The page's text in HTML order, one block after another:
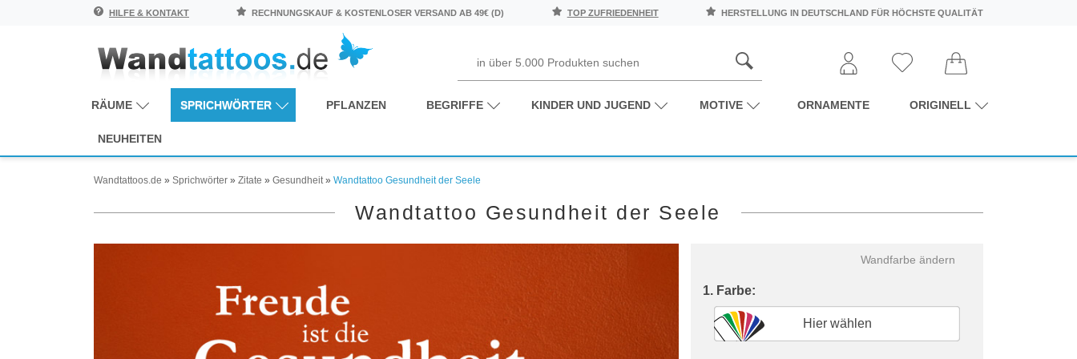
HILFE & KONTAKT RECHNUNGSKAUF & KOSTENLOSER VERSAND AB 49€ (D) TOP ZUFRIEDENHEIT HERSTELLUNG IN DEUTSCHLAND FÜR HÖCHSTE QUALITÄT
RÄUME SPRICHWÖRTER PFLANZEN BEGRIFFE KINDER UND JUGEND MOTIVE ORNAMENTE ORIGINELL
NEUHEITEN
Wandtattoos.de » Sprichwörter » Zitate » Gesundheit » Wandtattoo Gesundheit der Seele
Wandtattoo Gesundheit der Seele
Wandfarbe ändern
1. Farbe:
Hier wählen